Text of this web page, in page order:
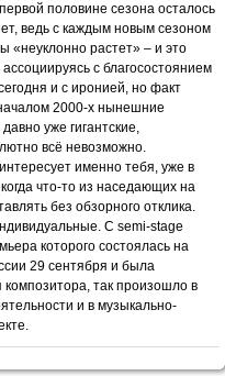
половине сезона осталось
ведь с каждым новым сезоном
«неуклонно растет» – и это
с благосостоянием
и с иронией, но факт
2000-х нынешние
уже гигантские,
всё невозможно.
именно тебя, уже в
что-то из наседающих на
без обзорного отклика.
С semi-stage
которого состоялась на
29 сентября и была
так произошло в
и в музыкально-